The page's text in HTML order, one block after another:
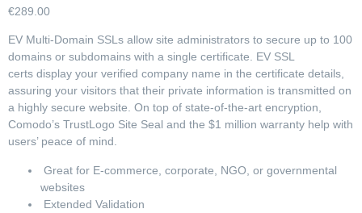
€289.00
EV Multi-Domain SSLs allow site administrators to secure up to 100
domains or subdomains with a single certificate. EV SSL
certs display your verified company name in the certificate details,
assuring your visitors that their private information is transmitted on
a highly secure website. On top of state-of-the-art encryption,
Comodo’s TrustLogo Site Seal and the $1 million warranty help with
users’ peace of mind.
Great for E-commerce, corporate, NGO, or governmental
websites
Extended Validation